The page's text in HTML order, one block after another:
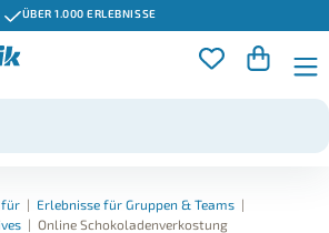
ÜBER 1.000 ERLEBNISSE
für | Erlebnisse für Gruppen & Teams |
| Online Schokoladenverkostung